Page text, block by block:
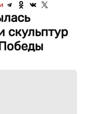
скульптур